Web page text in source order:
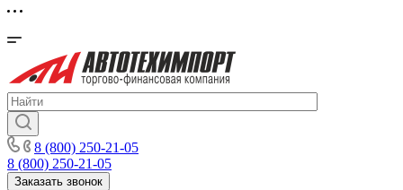
8 (800) 250-21-05
8 (800) 250-21-05
Заказать звонок